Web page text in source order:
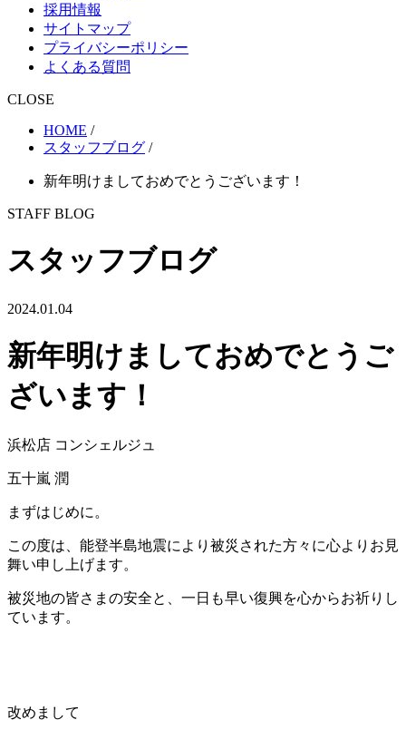
採用情報
サイトマップ
プライバシーポリシー
よくある質問
CLOSE
HOME /
スタッフブログ /
新年明けましておめでとうございます！
STAFF BLOG
スタッフブログ
2024.01.04
新年明けましておめでとうご
ざいます！
浜松店 コンシェルジュ
五十嵐 潤
まずはじめに。
この度は、能登半島地震により被災された方々に心よりお見
舞い申し上げます。
被災地の皆さまの安全と、一日も早い復興を心からお祈りし
ています。
改めまして